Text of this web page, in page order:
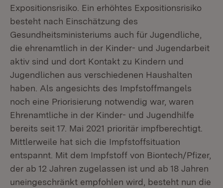
Expositionsrisiko. Ein erhöhtes Expositionsrisiko
besteht nach Einschätzung des
Gesundheitsministeriums auch für Jugendliche,
die ehrenamtlich in der Kinder- und Jugendarbeit
aktiv sind und dort Kontakt zu Kindern und
Jugendlichen aus verschiedenen Haushalten
haben. Als angesichts des Impfstoffmangels
noch eine Priorisierung notwendig war, waren
Ehrenamtliche in der Kinder- und Jugendhilfe
bereits seit 17. Mai 2021 prioritär impfberechtigt.
Mittlerweile hat sich die Impfstoffsituation
entspannt. Mit dem Impfstoff von Biontech/Pfizer,
der ab 12 Jahren zugelassen ist und ab 18 Jahren
uneingeschränkt empfohlen wird, besteht nun die